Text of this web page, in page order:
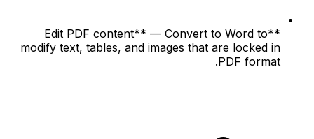
**Edit PDF content** — Convert to Word to
modify text, tables, and images that are locked in
PDF format.